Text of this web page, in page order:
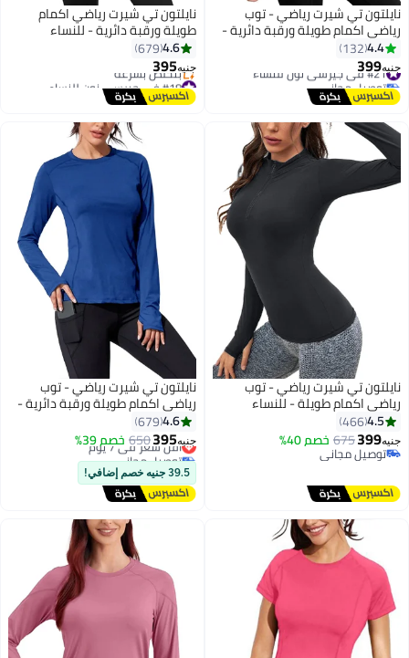
نايلتون تي شيرت رياضي - توب
رياضي اكمام طويلة ورقبة دائرية -
للنساء
4.4
132
جنيه399
#21 في جيرسي نون للنساء
توصيل مجاني
#21 في جيرسي نون للنساء
نايلتون تي شيرت رياضي اكمام
طويلة ورقبة دائرية - للنساء
4.6
679
جنيه395
#18 في جيرسي نون للنساء
توصيل مجاني
بتخلّص بسرعة
نايلتون تي شيرت رياضي - توب
رياضي اكمام طويلة - للنساء
4.5
466
جنيه399
675 خصم 40%
توصيل مجاني
توصيل مجاني
نايلتون تي شيرت رياضي - توب
رياضي اكمام طويلة ورقبة دائرية -
للنساء
4.6
679
جنيه395
650 خصم 39%أقل سعر في 7 يوم
توصيل مجاني
أقل سعر في 7 يوم
39.5 جنيه خصم إضافي!